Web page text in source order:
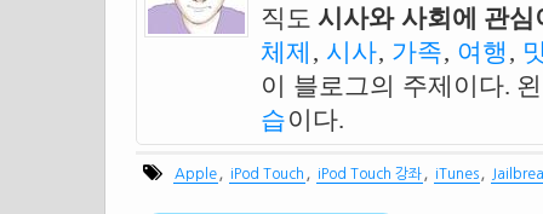
직도 시사와 사회에 관
체제 , 시사, 가족, 여행 ,
이 블로그의 주제이다.
습이다.
Apple iPod Touch iPod Touch 강좌 iTunes